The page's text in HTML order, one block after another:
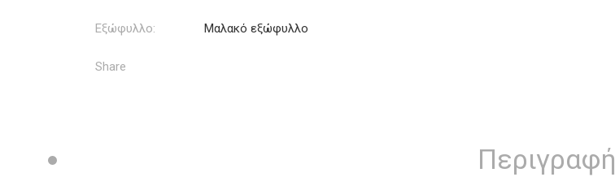
Εξώφυλλο: Μαλακό εξώφυλλο
Share
Περιγραφή